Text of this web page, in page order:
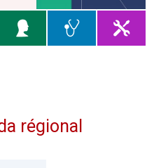
régional